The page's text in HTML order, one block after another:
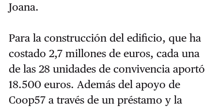
Joana.
Para la construcción del edificio, que ha
costado 2,7 millones de euros, cada una
de las 28 unidades de convivencia aportó
18.500 euros. Además del apoyo de
Coop57 a través de un préstamo y la